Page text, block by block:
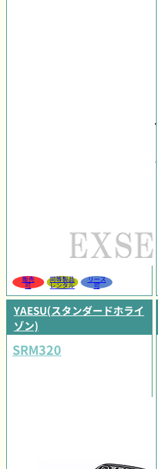
販売
可
同等製品
レンタル
リース
可
YAESU(スタンダードホライ
ゾン)
SRM320